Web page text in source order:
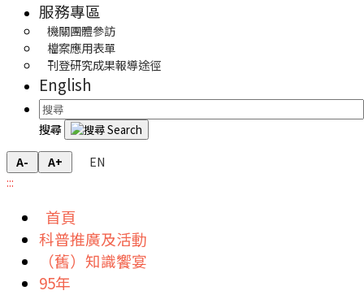
服務專區
機關團體參訪
檔案應用表單
刊登研究成果報導途徑
English
搜尋
A- A+
EN
:::
首頁
科普推廣及活動
（舊）知識饗宴
95年